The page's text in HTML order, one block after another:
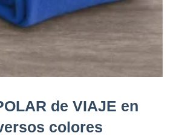
de VIAJE en
colores